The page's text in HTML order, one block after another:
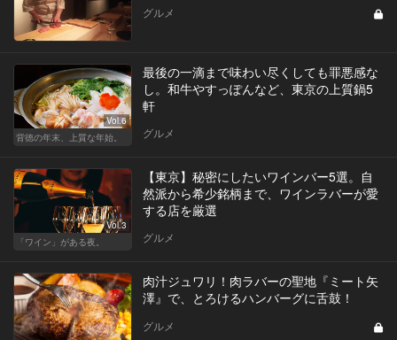
グルメ
Vol.6
背徳の年末、上質な年始。
最後の一滴まで味わい尽くしても罪悪感な
し。和牛やすっぽんなど、東京の上質鍋5
軒
グルメ
Vol.3
「ワイン」がある夜。
【東京】秘密にしたいワインバー5選。自
然派から希少銘柄まで、ワインラバーが愛
する店を厳選
グルメ
肉汁ジュワリ！肉ラバーの聖地『ミート矢
澤』で、とろけるハンバーグに舌鼓！
グルメ